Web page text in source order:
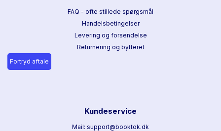
FAQ - ofte stillede spørgsmål
Handelsbetingelser
Levering og forsendelse
Returnering og bytteret
Fortryd aftale
Kundeservice
Mail: support@booktok.dk